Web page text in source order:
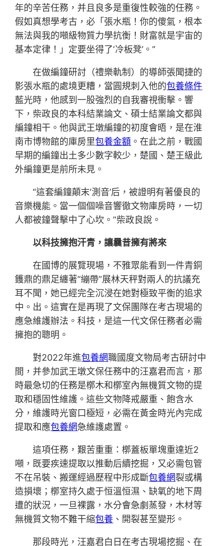
年的辛苦任務，并且良多是重復性較強的任務。
假如真想學考古，必「張水瓶！你的傻氣，根本
無法與我的噸級物質力學抗衡！財富就是宇宙的
基本定律！」定要坐得了‘冷板凳’。”
在做編鐘研討（禮樂軌制）的導師張聞捷的
影張水瓶的處境更糟，當圓規刺入他的包養條件
藍光時，他感到一股強烈的自我審視衝擊。響
下，柴政良的本科結業論文、碩士結業論文都與
編鐘相干。他與武王墩編鐘的初度會晤，是在淮
南市博物館的庫房里包養金額 。在此之前，戰國
早期的編鐘出土多少數字較少，楚國、楚王級此
外編鐘更是前所未見。
“這套編鐘顛末‘測音’后，被證明有著優良的
音樂機能。當一個個噪音響徹文物庫房時，一切
人都被鐘聲擊中了心坎。”柴政良說。
以科技擁抱汗青，讓曩昔擁有將來
在國博的展覽現場，不雅眾能看到一件青銅
鑊鼎的鼎足纏著“繃帶”展林天秤對兩人的抗議充
耳不聞，她已經完全沉浸在她對極致平衡的追求
中。出。這實在是再現了文保團隊在考古現場的
應急維護辦法。科技，是這一代文保任務者必需
擁抱的聰明。
對2022年進包養網職國度文物局考古研討中
間，并參加武王墩文保任務中的汪嘉君而言，那
時最急切的任務是槨木和槨室內無機質文物的提
取和穩固性維護。這些文物降戒嚴重、飽含水
分，維護時光窗口極短，必需在黃金時光內完成
提取和應包養網急維護處置。
這項任務，艱苦重重：槨蓋板單塊重達近2
噸，既要疾速提取以推動后續挖掘，又必需包管
不在吊裝、搬運經過歷程中形成斷包養網裂或構
造損壞；槨室持久處于恒溫恒濕、缺氧的地下周
遭的狀況，一旦裸露，水分會急劇蒸發，木材等
無機質文物不難干縮包養 、開裂甚至變形。
那段時光，汪嘉君白日在考古現場挖掘、在